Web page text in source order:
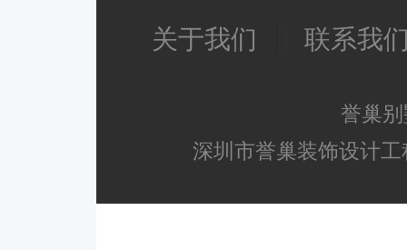
关于我们 联系我
誉巢
深圳市誉巢装饰设计